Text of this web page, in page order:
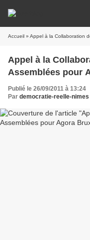
Accueil » Appel à la Collaboration
Appel à la
Assemblées pour
Publié le 26/09/2011 à 13:24
Par democratie-reelle-nimes